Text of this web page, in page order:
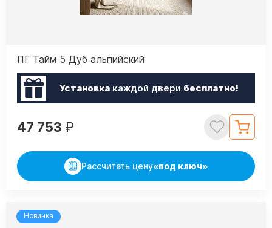
ПГ Тайм 5 Дуб альпийский
Установкакаждой двери бесплатно!
47 753 ₽
Рассчитать цену«под ключ»
Новинка